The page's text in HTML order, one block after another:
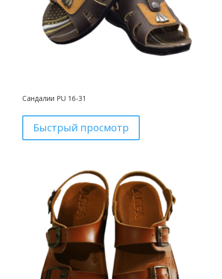
Сандалии PU 16-31
Быстрый просмотр